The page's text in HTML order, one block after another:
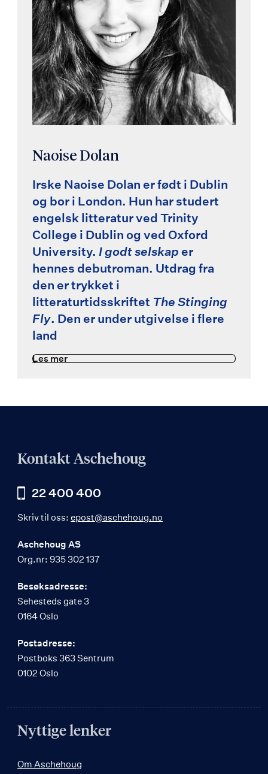
Naoise Dolan
Irske Naoise Dolan er født i Dublin
og bor i London. Hun har studert
engelsk litteratur ved Trinity
College i Dublin og ved Oxford
University. I godt selskap er
hennes debutroman. Utdrag fra
den er trykket i
litteraturtidsskriftet The Stinging
Fly. Den er under utgivelse i flere
land
Les mer
Kontakt Aschehoug
22 400 400
Skriv til oss: epost@aschehoug.no
Aschehoug AS
Org.nr: 935 302 137
Besøksadresse:
Sehesteds gate 3
0164 Oslo
Postadresse:
Postboks 363 Sentrum
0102 Oslo
Nyttige lenker
Om Aschehoug